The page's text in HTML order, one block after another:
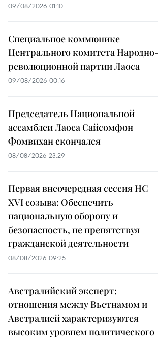
09/08/2026 01:10
Специальное коммюнике
Центрального комитета Народно-
революционной партии Лаоса
09/08/2026 00:16
Председатель Национальной
ассамблеи Лаоса Сайсомфон
Фомвихан скончался
08/08/2026 23:29
Первая внеочередная сессия НС
XVI созыва: Обеспечить
национальную оборону и
безопасность, не препятствуя
гражданской деятельности
08/08/2026 09:25
Австралийский эксперт:
отношения между Вьетнамом и
Австралией характеризуются
высоким уровнем политического